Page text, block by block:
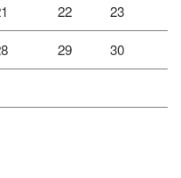
22 23
29 30